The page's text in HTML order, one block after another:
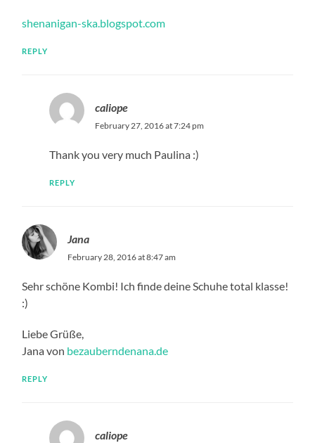
shenanigan-ska.blogspot.com
REPLY
caliope
February 27, 2016 at 7:24 pm
Thank you very much Paulina :)
REPLY
Jana
February 28, 2016 at 8:47 am
Sehr schöne Kombi! Ich finde deine Schuhe total klasse!
:)
Liebe Grüße,
Jana von bezauberndenana.de
REPLY
caliope